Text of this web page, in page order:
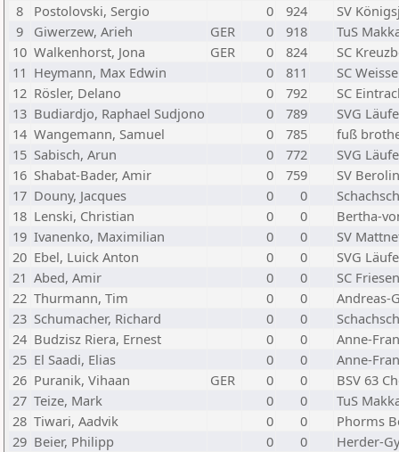
8
Postolovski, Sergio 0 924
SV
9
Giwerzew, Arieh GER 0 918
TuS
10 Walkenhorst, Jona GER 0 824
SC
11 Heymann, Max Edwin 0 811
SC
12 Rösler, Delano 0 792
SC
13 Budiardjo, Raphael Sudjono 0 789
SVG
14 Wangemann, Samuel 0 785
fuß
15 Sabisch, Arun 0 772
SVG
16 Shabat-Bader, Amir 0 759
SV
17 Douny, Jacques 0 0
18 Lenski, Christian 0 0
Bertha-
19 Ivanenko, Maximilian 0 0
SV
20 Ebel, Luick Anton 0 0
SVG
21 Abed, Amir 0 0
SC
22 Thurmann, Tim 0 0
Andreas-
23 Schumacher, Richard 0 0
24 Budzisz Riera, Ernest 0 0
Anne-
25 El Saadi, Elias 0 0
Anne-
26 Puranik, Vihaan GER 0 0
BSV 63
27 Teize, Mark 0 0
TuS
28 Tiwari, Aadvik 0 0
Phorms
29 Beier, Philipp 0 0
Herder-